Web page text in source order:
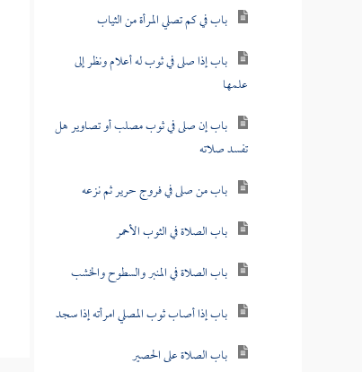
باب في كم تصلي المرأة من الثياب
باب إذا صلى في ثوب له أعلام ونظر إلى
علمها
باب إن صلى في ثوب مصلب أو تصاوير هل
تفسد صلاته
باب من صلى في فروج حرير ثم نزعه
باب الصلاة في الثوب الأحمر
باب الصلاة في المنبر والسطوح والخشب
باب إذا أصاب ثوب المصلي امرأته إذا سجد
باب الصلاة على الحصير